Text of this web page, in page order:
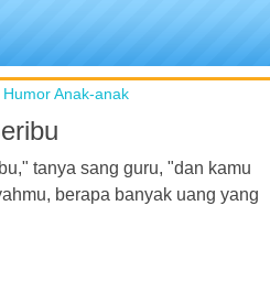
Humor Anak-anak
tanya sang guru, "dan kamu
berapa banyak uang yang